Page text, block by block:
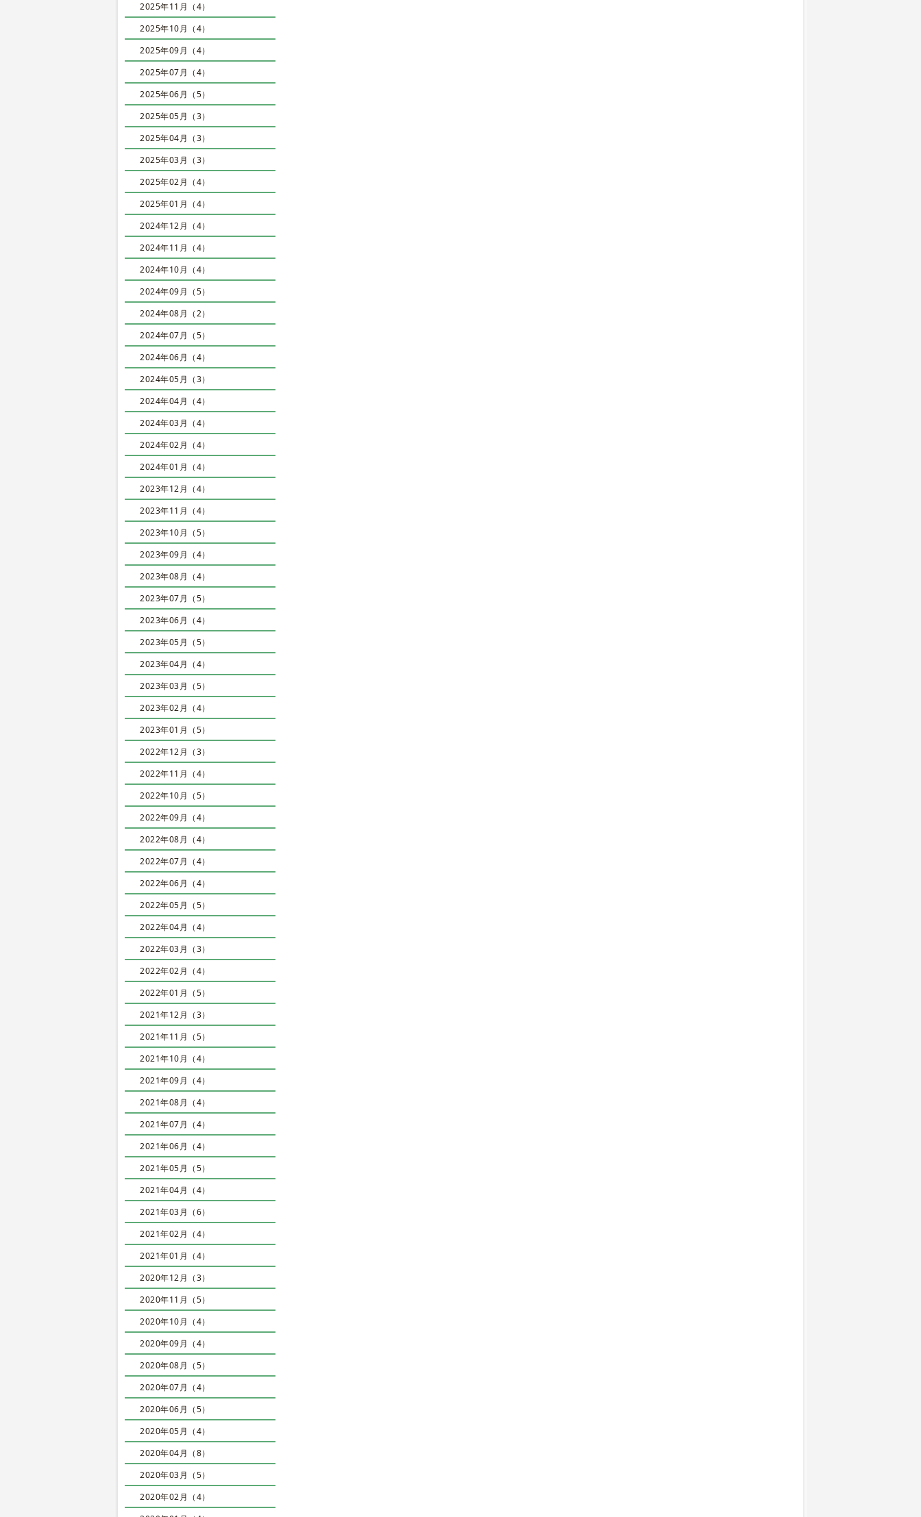
2025年11月（4）
2025年10月（4）
2025年09月（4）
2025年07月（4）
2025年06月（5）
2025年05月（3）
2025年04月（3）
2025年03月（3）
2025年02月（4）
2025年01月（4）
2024年12月（4）
2024年11月（4）
2024年10月（4）
2024年09月（5）
2024年08月（2）
2024年07月（5）
2024年06月（4）
2024年05月（3）
2024年04月（4）
2024年03月（4）
2024年02月（4）
2024年01月（4）
2023年12月（4）
2023年11月（4）
2023年10月（5）
2023年09月（4）
2023年08月（4）
2023年07月（5）
2023年06月（4）
2023年05月（5）
2023年04月（4）
2023年03月（5）
2023年02月（4）
2023年01月（5）
2022年12月（3）
2022年11月（4）
2022年10月（5）
2022年09月（4）
2022年08月（4）
2022年07月（4）
2022年06月（4）
2022年05月（5）
2022年04月（4）
2022年03月（3）
2022年02月（4）
2022年01月（5）
2021年12月（3）
2021年11月（5）
2021年10月（4）
2021年09月（4）
2021年08月（4）
2021年07月（4）
2021年06月（4）
2021年05月（5）
2021年04月（4）
2021年03月（6）
2021年02月（4）
2021年01月（4）
2020年12月（3）
2020年11月（5）
2020年10月（4）
2020年09月（4）
2020年08月（5）
2020年07月（4）
2020年06月（5）
2020年05月（4）
2020年04月（8）
2020年03月（5）
2020年02月（4）